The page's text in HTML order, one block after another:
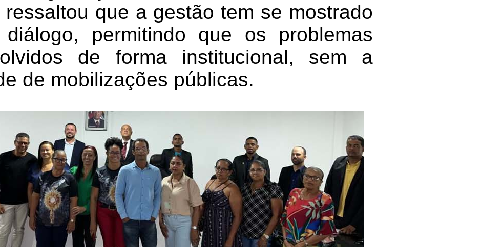
que a gestão tem se mostrado
permitindo que os problemas
de forma institucional, sem a
de mobilizações públicas.